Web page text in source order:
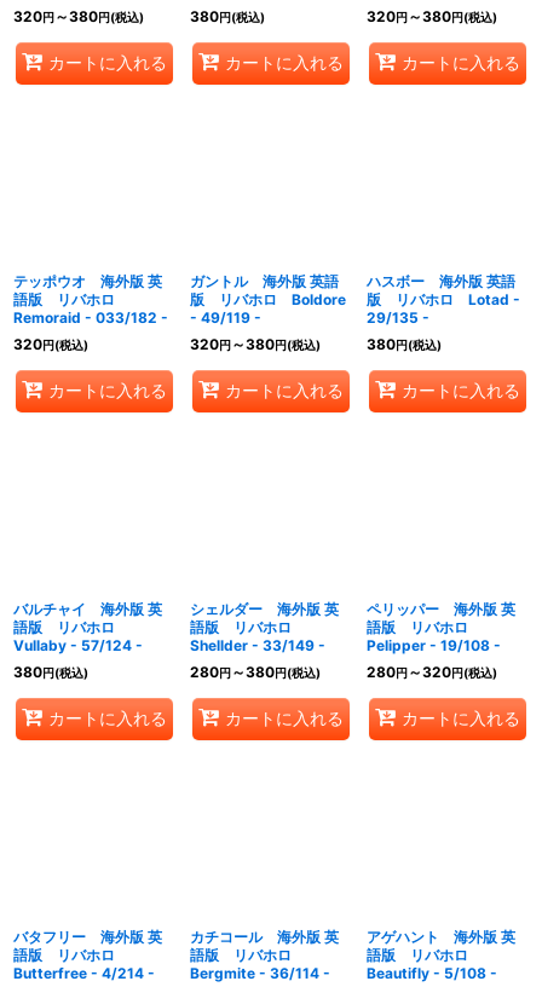
320円～380円(税込)
カートに入れる
380円(税込)
カートに入れる
320円～380円(税込)
カートに入れる
テッポウオ 海外版 英
語版 リバホロ
Remoraid - 033/182 -
320円(税込)
カートに入れる
ガントル 海外版 英語
版 リバホロ Boldore
- 49/119 -
320円～380円(税込)
カートに入れる
ハスボー 海外版 英語
版 リバホロ Lotad -
29/135 -
380円(税込)
カートに入れる
バルチャイ 海外版 英
語版 リバホロ
Vullaby - 57/124 -
380円(税込)
カートに入れる
シェルダー 海外版 英
語版 リバホロ
Shellder - 33/149 -
280円～380円(税込)
カートに入れる
ペリッパー 海外版 英
語版 リバホロ
Pelipper - 19/108 -
280円～320円(税込)
カートに入れる
バタフリー 海外版 英
語版 リバホロ
Butterfree - 4/214 -
カチコール 海外版 英
語版 リバホロ
Bergmite - 36/114 -
アゲハント 海外版 英
語版 リバホロ
Beautifly - 5/108 -